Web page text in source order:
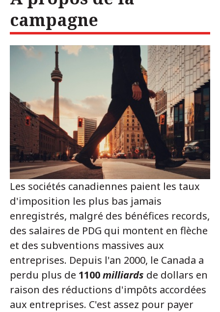
campagne
Les sociétés canadiennes paient les taux
d'imposition les plus bas jamais
enregistrés, malgré des bénéfices records,
des salaires de PDG qui montent en flèche
et des subventions massives aux
entreprises. Depuis l'an 2000, le Canada a
perdu plus de 1100milliards de dollars en
raison des réductions d'impôts accordées
aux entreprises. C'est assez pour payer